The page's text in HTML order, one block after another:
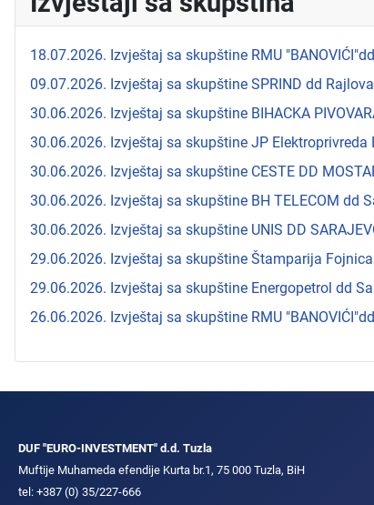
18.07.2026. Izvještaj sa skupštine RMU
09.07.2026. Izvještaj sa skupštine SPRIND dd
30.06.2026. Izvještaj sa skupštine BIHACKA
30.06.2026. Izvještaj sa skupštine JP Elektroprivreda
30.06.2026. Izvještaj sa skupštine CESTE DD
30.06.2026. Izvještaj sa skupštine BH TELECOM dd
30.06.2026. Izvještaj sa skupštine UNIS DD
29.06.2026. Izvještaj sa skupštine Štamparija
29.06.2026. Izvještaj sa skupštine Energopetrol dd
26.06.2026. Izvještaj sa skupštine RMU
DUF "EURO-INVESTMENT" d.d. Tuzla
Muftije Muhameda efendije Kurta br.1, 75 000 Tuzla, BiH
tel: +387 (0) 35/227-666